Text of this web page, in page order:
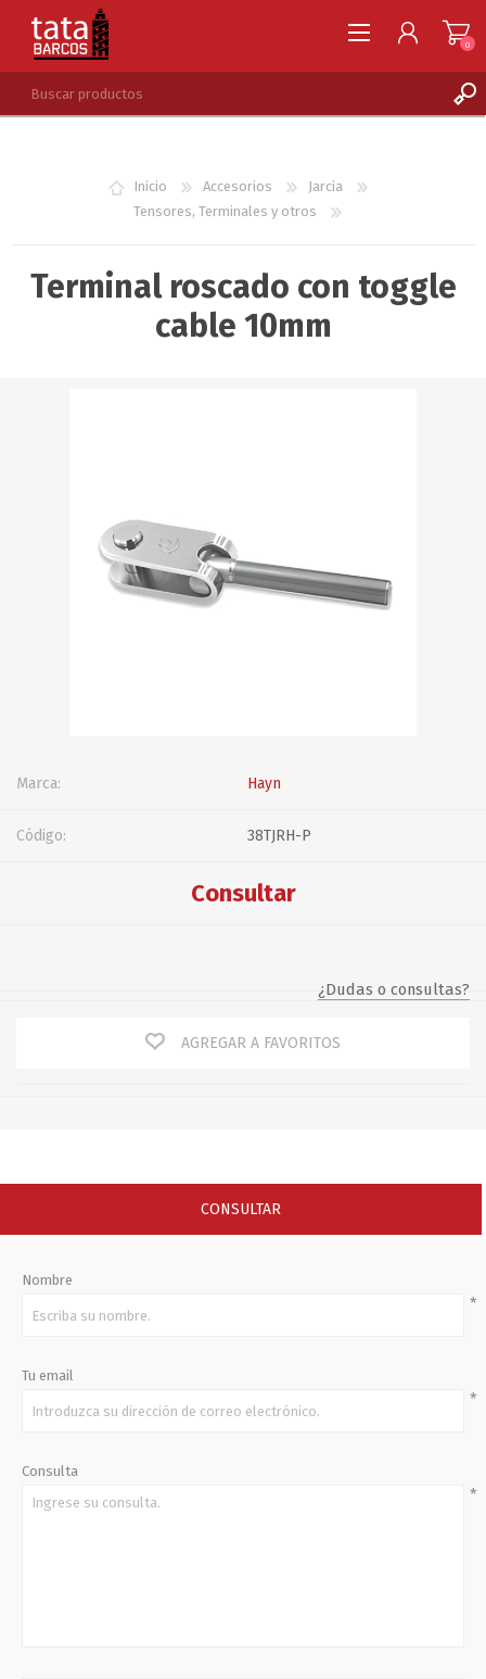
LISTA DE DESEOS
0
Inicio Accesorios
Jarcia
Tensores, Terminales y otros
Terminal roscado con toggle
cable 10mm
Marca: Hayn
Código: 38TJRH-P
Consultar
¿Dudas o consultas?
AGREGAR A FAVORITOS
CONSULTAR
Nombre
*
Tu email
*
Consulta
*